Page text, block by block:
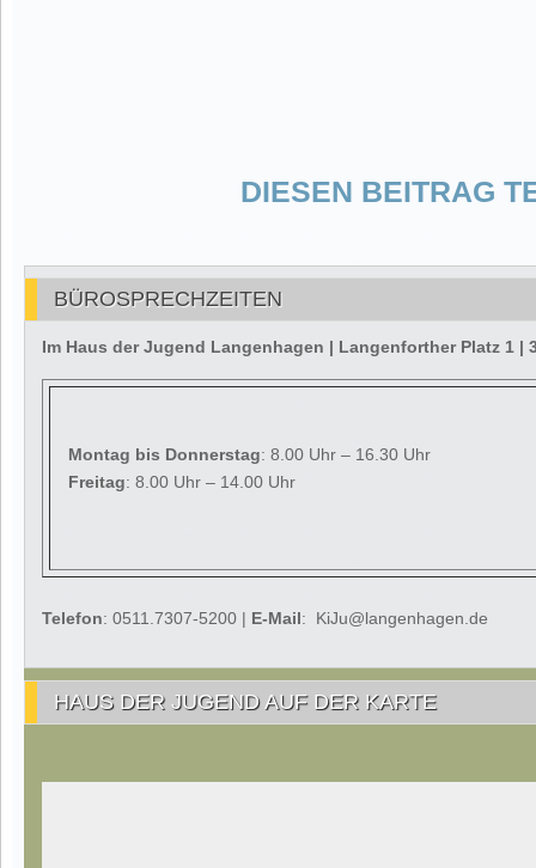
DIESEN BEITRAG
BÜROSPRECHZEITEN
Im Haus der Jugend Langenhagen | Langenforther Platz 1 |
Montag bis Donnerstag: 8.00 Uhr – 16.30 Uhr
Freitag: 8.00 Uhr – 14.00 Uhr
Telefon: 0511.7307-5200 | E-Mail: KiJu@langenhagen.de
HAUS DER JUGEND AUF DER KARTE